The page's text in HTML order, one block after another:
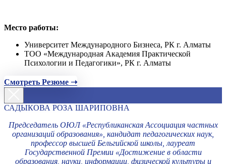
Место работы:
Университет Международного Бизнеса, РК г. Алматы
ТОО «Международная Академия Практической
Психологии и Педагогики», РК г. Алматы
Смотреть Резюме ➝
САДЫКОВА РОЗА ШАРИПОВНА
Председатель ОЮЛ «Республиканская Ассоциация частных
организаций образования», кандидат педагогических наук,
профессор высшей Бельгийской школы, лауреат
Государственной Премии «Достижение в области
образования, науки, информации, физической культуры и